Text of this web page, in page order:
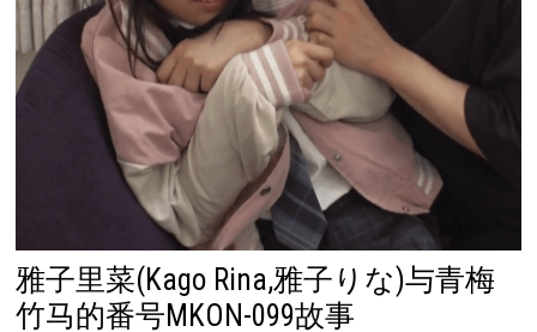
雅子里菜(Kago Rina,雅子りな)与青梅
竹马的番号MKON-099故事